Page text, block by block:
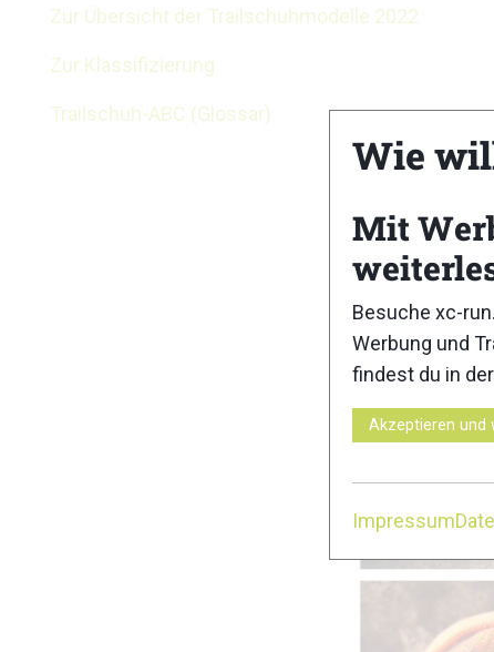
Zur Übersicht der Trailschuhmodelle 2022
Zur Klassifizierung
Trailschuh-ABC (Glossar)
Wie
Mit
Besuche xc-
Werbung und
findest du in der
Akzeptieren und
Impressum